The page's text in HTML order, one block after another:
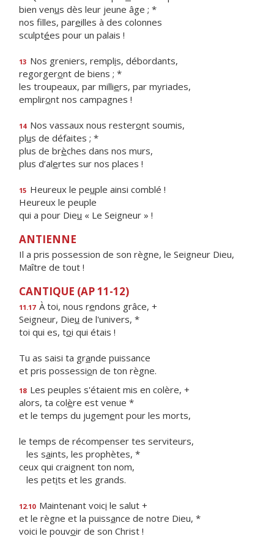
bien venus dès leur jeune âge ; *
nos filles, pareilles à des colonnes
sculptées pour un palais !
13 Nos greniers, remplis, débordants,
regorgeront de biens ; *
les troupeaux, par milliers, par myriades,
empliront nos campagnes !
14 Nos vassaux nous resteront soumis,
plus de défaites ; *
plus de brèches dans nos murs,
plus d’alertes sur nos places !
15 Heureux le peuple ainsi comblé !
Heureux le peuple
qui a pour Dieu « Le Seigneur » !
ANTIENNE
Il a pris possession de son règne, le Seigneur Dieu,
Maître de tout !
CANTIQUE (AP 11-12)
11.17 À toi, nous rendons grâce, +
Seigneur, Dieu de l'univers, *
toi qui es, toi qui étais !
Tu as saisi ta grande puissance
et pris possession de ton règne.
18 Les peuples s'étaient mis en colère, +
alors, ta colère est venue *
et le temps du jugement pour les morts,
le temps de récompenser tes serviteurs,
les saints, les prophètes, *
ceux qui craignent ton nom,
les petits et les grands.
12.10 Maintenant voici le salut +
et le règne et la puissance de notre Dieu, *
voici le pouvoir de son Christ !